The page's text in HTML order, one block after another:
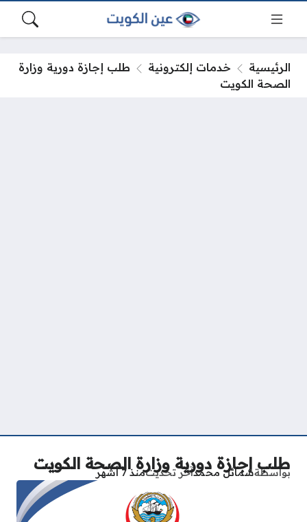
الرئيسية خدمات إلكترونية
طلب إجازة دورية وزارة
الصحة الكويت
طلب إجازة دورية وزارة الصحة الكويت
بواسطةشمائل محمدآخر تحديثمنذ 7 أشهر